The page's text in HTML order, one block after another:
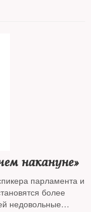
накануне»
парламента и
более
недовольные